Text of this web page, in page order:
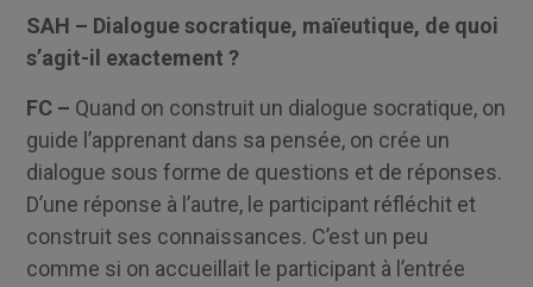
SAH – Dialogue socratique, maïeutique, de quoi
s’agit-il exactement ?
FC – Quand on construit un dialogue socratique, on
guide l’apprenant dans sa pensée, on crée un
dialogue sous forme de questions et de réponses.
D’une réponse à l’autre, le participant réfléchit et
construit ses connaissances. C’est un peu
comme si on accueillait le participant à l’entrée